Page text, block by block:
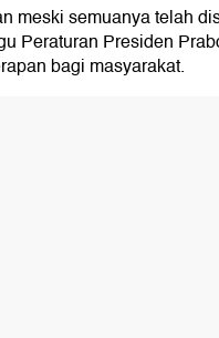
meski semuanya telah
Peraturan Presiden
bagi masyarakat.